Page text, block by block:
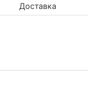
Доставка